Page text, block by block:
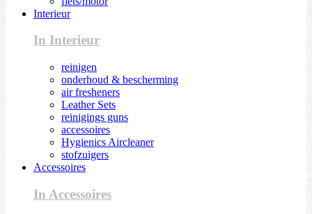
Interieur
In Interieur
reinigen
onderhoud & bescherming
air fresheners
Leather Sets
reinigings guns
accessoires
Hygienics Aircleaner
stofzuigers
Accessoires
In Accessoires